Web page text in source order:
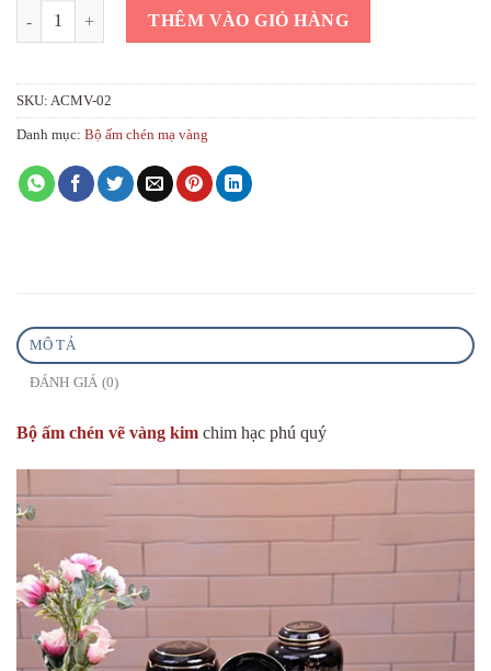
Bộ ấm chén vẽ vàng kim chim hạc phú quý số lượng
THÊM VÀO GIỎ HÀNG
SKU: ACMV-02
Danh mục: Bộ ấm chén mạ vàng
MÔ TẢ
ĐÁNH GIÁ (0)
Bộ ấm chén vẽ vàng kim chim hạc phú quý